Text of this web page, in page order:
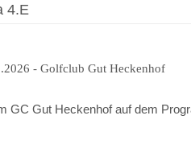
4.E
- Golfclub Gut Heckenhof
GC Gut Heckenhof auf dem